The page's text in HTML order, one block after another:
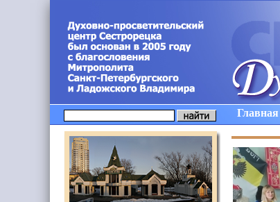
Главная